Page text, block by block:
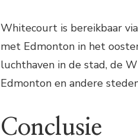
Whitecourt is bereikbaar
met Edmonton in het
luchthaven in de stad, de
Edmonton en andere
Conclusie